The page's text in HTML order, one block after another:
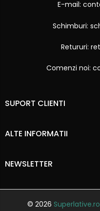
E-mail:
Schimburi:
Retururi:
Comenzi noi:
SUPORT CLIENTI
ALTE INFORMATII
NEWSLETTER
© 2026 Superlative.ro